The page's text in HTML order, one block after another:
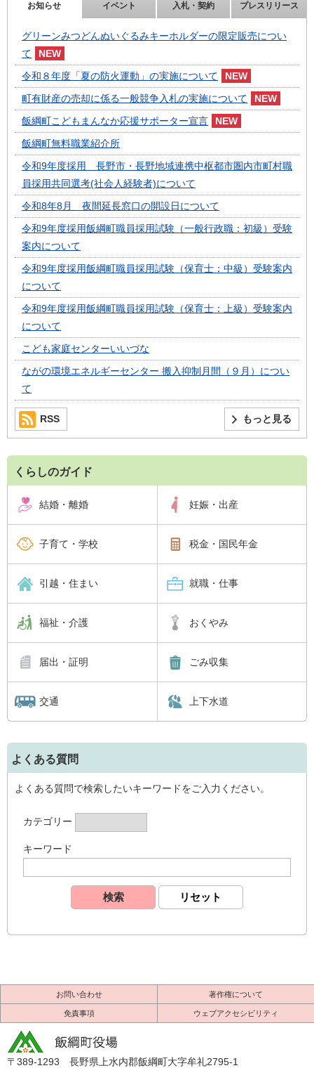
お知らせ イベント 入札・契約 プレスリリース
グリーンみつどんぬいぐるみキーホルダーの限定販売につい
て
令和８年度「夏の防火運動」の実施について
町有財産の売却に係る一般競争入札の実施について
飯綱町こどもまんなか応援サポーター宣言
飯綱町無料職業紹介所
令和9年度採用 長野市・長野地域連携中枢都市圏内市町村職
員採用共同選考(社会人経験者)について
令和8年8月 夜間延長窓口の開設日について
令和9年度採用飯綱町職員採用試験（一般行政職：初級）受験
案内について
令和9年度採用飯綱町職員採用試験（保育士：中級）受験案内
について
令和9年度採用飯綱町職員採用試験（保育士：上級）受験案内
について
こども家庭センターいいづな
ながの環境エネルギーセンター 搬入抑制月間（９月）につい
て
もっと見る
RSS
くらしのガイド
結婚・離婚 妊娠・出産
子育て・学校 税金・国民年金
引越・住まい 就職・仕事
福祉・介護 おくやみ
届出・証明 ごみ収集
交通 上下水道
よくある質問
よくある質問で検索したいキーワードをご入力ください。
カテゴリー
キーワード
お問い合わせ 著作権について
免責事項 ウェブアクセシビリティ
〒389-1293 長野県上水内郡飯綱町大字牟礼2795-1